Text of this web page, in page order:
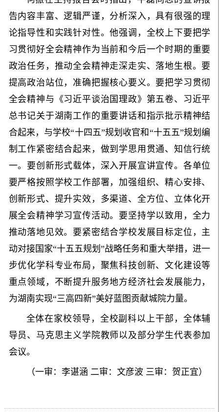
告内容丰富、逻辑严谨，分析深入，具有很强的理
论指导性和实践针对性。他强调， 全校上下要把学
习贯彻好全会精神作为当前和今后一个时期的重要
政治任务，推动全会精神走深走实、落地生根。要
提高政治站位，准确把握核心要义。要把学习贯彻
全会精神与《习近平谈治国理政》第五卷、习近平
总书记关于湖南工作的重要讲话和指示批示精神结
合起来，与学校“十四五”规划收官和“十五五”规划编
制工作紧密结合起来，做到学思用贯通、知信行统
一。要创新形式载体，深入开展宣讲宣传。各单位
要严格按照学校工作部署，加强组织、精心安排、
创新形式、提升实效，多渠道、全方位、立体化开
展全会精神学习宣传活动。要坚持学以致用，全力
推动落地见效。要紧密结合学校发展目标定位，主
动对接国家“十五五规划”战略任务和重大举措，进一
步优化学科专业布局，聚焦科技创新、文化建设等
重点领域，不断提升服务地方经济社会发展能力，
为湖南实现“三高四新”美好蓝图贡献城院力量。
全体在家校领导，全校副科以上干部，全体辅
导员、马克思主义学院教师以及部分学生代表参加
会议。
（一审：李谌涵 二审：文彦波 三审：贺正宜）